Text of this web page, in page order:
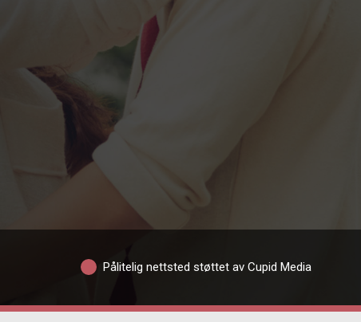
Pålitelig nettsted støttet av Cupid Media